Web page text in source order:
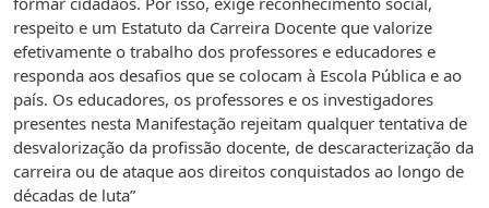
respeito e um Estatuto da Carreira Docente que valorize
efetivamente o trabalho dos professores e educadores e
responda aos desafios que se colocam à Escola Pública e ao
país. Os educadores, os professores e os investigadores
presentes nesta Manifestação rejeitam qualquer tentativa de
desvalorização da profissão docente, de descaracterização da
carreira ou de ataque aos direitos conquistados ao longo de
décadas de luta”